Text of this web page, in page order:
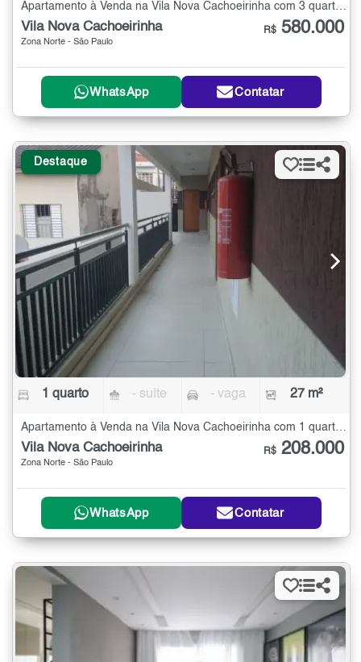
Apartamento à Venda na Vila Nova Cachoeirinha com 3 quartos - 80 m²
Vila Nova Cachoeirinha
Zona Norte - São Paulo
R$ 580.000
WhatsApp Contatar
Destaque
1 quarto - suíte - vaga 27 m²
Apartamento à Venda na Vila Nova Cachoeirinha com 1 quarto - 27 m²
Vila Nova Cachoeirinha
Zona Norte - São Paulo
R$ 208.000
WhatsApp Contatar